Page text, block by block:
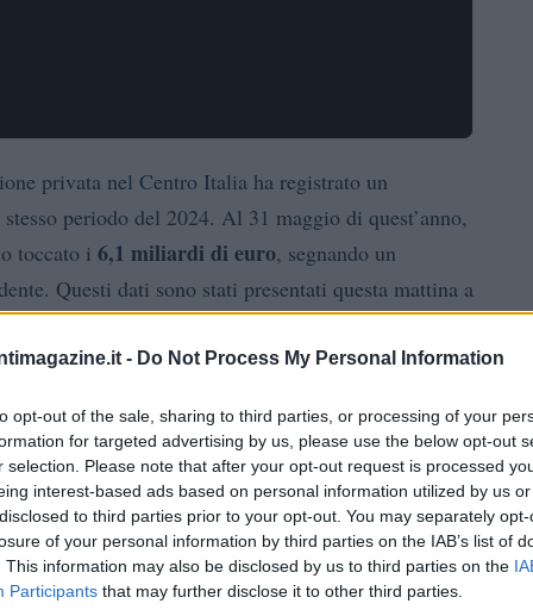
- Do Not Process My Personal Information
opt-out of the sale, sharing to third parties, or processing of your
for targeted advertising by us, please use the below opt-out
selection. Please note that after your opt-out request is processed
interest-based ads based on personal information utilized by us
to third parties prior to your opt-out. You may separately
of your personal information by third parties on the IAB’s list of
This information may also be disclosed by us to third parties on the
Participants that may further disclose it to other third parties.
privata nel Centro Italia ha registrato un
periodo del 2024. Al 31 maggio di quest’anno,
toccato i 6,1 miliardi di euro, segnando un
Questi dati sono stati presentati questa mattina a
Montecitorio, alla presenza di figure istituzionali di
la Riparazione e la Ricostruzione,Guido Castelli.
evidente. Le liquidazioni erogate dallaCassa
nei cantieri sono aumentate in modo costante.
37%rispetto al 2022, con un ulteriore24%nel
tasso di crescita si attesta su un ulteriore22%.